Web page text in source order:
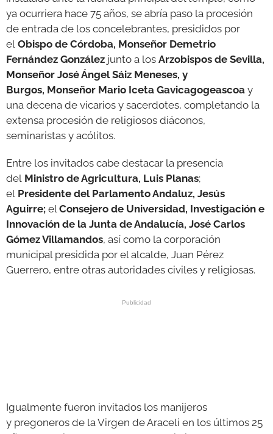
ya ocurriera hace 75 años, se abría paso la procesión
de entrada de los concelebrantes, presididos por
el Obispo de Córdoba, Monseñor Demetrio
Fernández González junto a los Arzobispos de Sevilla,
Monseñor José Ángel Sáiz Meneses, y
Burgos, Monseñor Mario Iceta Gavicagogeascoa y
una decena de vicarios y sacerdotes, completando la
extensa procesión de religiosos diáconos,
seminaristas y acólitos.
Entre los invitados cabe destacar la presencia
del Ministro de Agricultura, Luis Planas;
el Presidente del Parlamento Andaluz, Jesús
Aguirre; elConsejero de Universidad, Investigación e
Innovación de la Junta de Andalucía, José Carlos
Gómez Villamandos, así como la corporación
municipal presidida por el alcalde, Juan Pérez
Guerrero, entre otras autoridades civiles y religiosas.
Igualmente fueron invitados los manijeros
y pregoneros de la Virgen de Araceli en los últimos 25